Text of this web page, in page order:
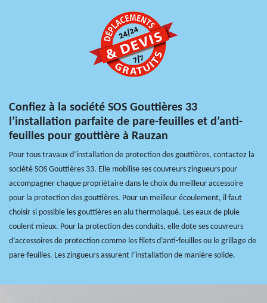
Confiez à la société SOS Gouttières 33
l’installation parfaite de pare-feuilles et d’anti-
feuilles pour gouttière à Rauzan
Pour tous travaux d’installation de protection des gouttières, contactez la
société SOS Gouttières 33. Elle mobilise ses couvreurs zingueurs pour
accompagner chaque propriétaire dans le choix du meilleur accessoire
pour la protection des gouttières. Pour un meilleur écoulement, il faut
choisir si possible les gouttières en alu thermolaqué. Les eaux de pluie
coulent mieux. Pour la protection des conduits, elle dote ses couvreurs
d’accessoires de protection comme les filets d’anti-feuilles ou le grillage de
pare-feuilles. Les zingueurs assurent l’installation de manière solide.